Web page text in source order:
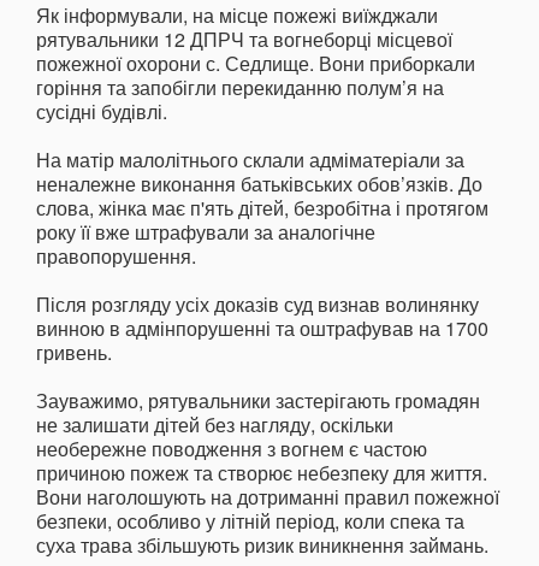
Як інформували, на місце пожежі виїжджали
рятувальники 12 ДПРЧ та вогнеборці місцевої
пожежної охорони с. Седлище. Вони приборкали
горіння та запобігли перекиданню полум’я на
сусідні будівлі.
На матір малолітнього склали адміматеріали за
неналежне виконання батьківських обов’язків. До
слова, жінка має п'ять дітей, безробітна і протягом
року її вже штрафували за аналогічне
правопорушення.
Після розгляду усіх доказів суд визнав волинянку
винною в адмінпорушенні та оштрафував на 1700
гривень.
Зауважимо, рятувальники застерігають громадян
не залишати дітей без нагляду, оскільки
необережне поводження з вогнем є частою
причиною пожеж та створює небезпеку для життя.
Вони наголошують на дотриманні правил пожежної
безпеки, особливо у літній період, коли спека та
суха трава збільшують ризик виникнення займань.